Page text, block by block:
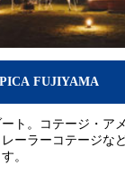
PICA FUJIYAMA
ト。コテージ・ア
ーラーコテージな
。